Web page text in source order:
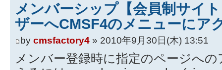
メンバーシップ【会員制サイ
ザーへCMSF4のメニューにア
by cmsfactory4 » 2010年9月30日(木) 13:51
メンバー登録時に指定のページへ